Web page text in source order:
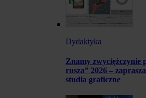
Dydaktyka
Znamy zwyciężczynie
rusza” 2026 –
studia graficzne